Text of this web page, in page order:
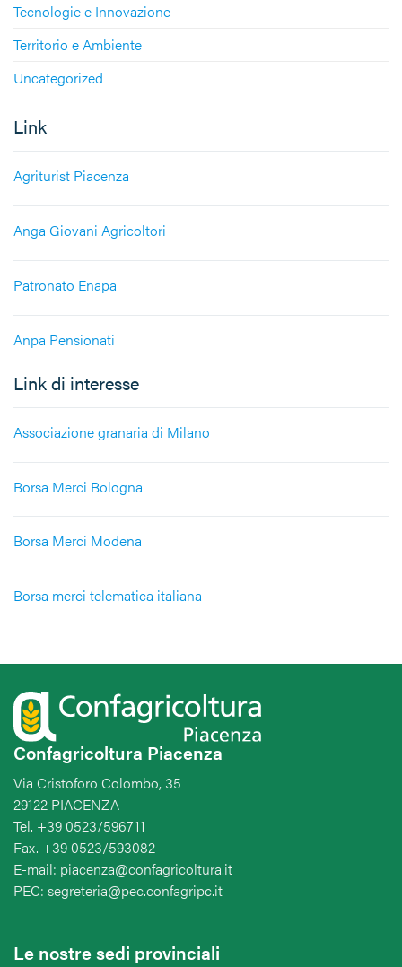
Tecnologie e Innovazione
Territorio e Ambiente
Uncategorized
Link
Agriturist Piacenza
Anga Giovani Agricoltori
Patronato Enapa
Anpa Pensionati
Link di interesse
Associazione granaria di Milano
Borsa Merci Bologna
Borsa Merci Modena
Borsa merci telematica italiana
Confagricoltura Piacenza
Via Cristoforo Colombo, 35
29122 PIACENZA
Tel. +39 0523/596711
Fax. +39 0523/593082
E-mail: piacenza@confagricoltura.it
PEC: segreteria@pec.confagripc.it
Le nostre sedi provinciali